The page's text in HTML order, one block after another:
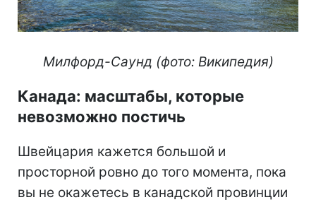
Милфорд-Саунд (фото: Википедия)
Канада: масштабы, которые
невозможно постичь
Швейцария кажется большой и
просторной ровно до того момента, пока
вы не окажетесь в канадской провинции